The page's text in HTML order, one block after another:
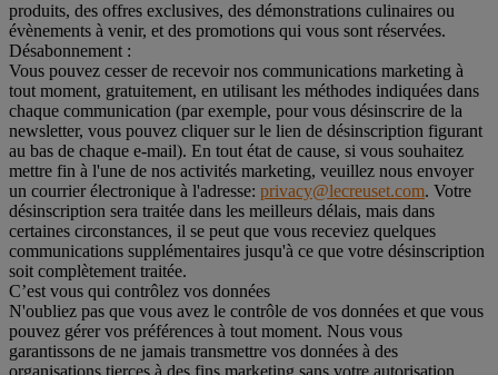
produits, des offres exclusives, des démonstrations culinaires ou
évènements à venir, et des promotions qui vous sont réservées.
Désabonnement :
Vous pouvez cesser de recevoir nos communications marketing à
tout moment, gratuitement, en utilisant les méthodes indiquées dans
chaque communication (par exemple, pour vous désinscrire de la
newsletter, vous pouvez cliquer sur le lien de désinscription figurant
au bas de chaque e-mail). En tout état de cause, si vous souhaitez
mettre fin à l'une de nos activités marketing, veuillez nous envoyer
un courrier électronique à l'adresse: privacy@lecreuset.com. Votre
désinscription sera traitée dans les meilleurs délais, mais dans
certaines circonstances, il se peut que vous receviez quelques
communications supplémentaires jusqu'à ce que votre désinscription
soit complètement traitée.
C’est vous qui contrôlez vos données
N'oubliez pas que vous avez le contrôle de vos données et que vous
pouvez gérer vos préférences à tout moment. Nous vous
garantissons de ne jamais transmettre vos données à des